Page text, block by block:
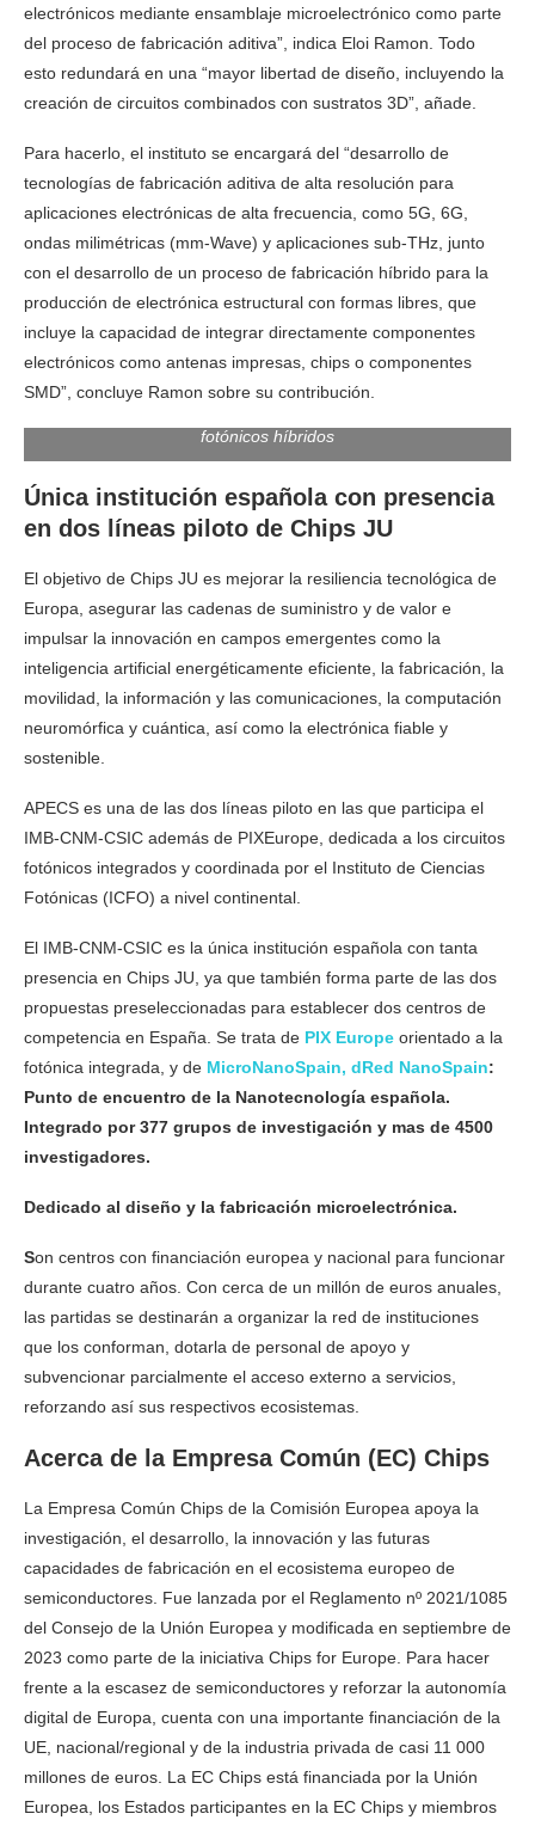
electrónicos mediante ensamblaje microelectrónico como parte
del proceso de fabricación aditiva”, indica Eloi Ramon . Todo
esto redundará en una “mayor libertad de diseño, incluyendo la
creación de circuitos combinados con sustratos 3D”, añade.
Para hacerlo, el instituto se encargará del “desarrollo de
tecnologías de fabricación aditiva de alta resolución para
aplicaciones electrónicas de alta frecuencia, como 5G, 6G,
ondas milimétricas (mm-Wave) y aplicaciones sub-THz, junto
con el desarrollo de un proceso de fabricación híbrido para la
producción de electrónica estructural con formas libres, que
incluye la capacidad de integrar directamente componentes
electrónicos como antenas impresas, chips o componentes
SMD”, concluye Ramon sobre su contribución.
fotónicos híbridos
Única institución española con presencia
en dos líneas piloto de Chips JU
El objetivo de Chips JU es mejorar la resiliencia tecnológica de
Europa, asegurar las cadenas de suministro y de valor e
impulsar la innovación en campos emergentes como la
inteligencia artificial energéticamente eficiente, la fabricación, la
movilidad, la información y las comunicaciones, la computación
neuromórfica y cuántica, así como la electrónica fiable y
sostenible.
APECS es una de las dos líneas piloto en las que participa el
IMB-CNM-CSIC además de PIXEurope, dedicada a los circuitos
fotónicos integrados y coordinada por el Instituto de Ciencias
Fotónicas (ICFO) a nivel continental.
El IMB-CNM-CSIC es la única institución española con tanta
presencia en Chips JU, ya que también forma parte de las dos
propuestas preseleccionadas para establecer dos centros de
competencia en España. Se trata de PIX Europe orientado a la
fotónica integrada, y de MicroNanoSpain, dRed NanoSpain:
Punto de encuentro de la Nanotecnología española.
Integrado por 377 grupos de investigación y mas de 4500
investigadores.
Dedicado al diseño y la fabricación microelectrónica.
Son centros con financiación europea y nacional para funcionar
durante cuatro años. Con cerca de un millón de euros anuales,
las partidas se destinarán a organizar la red de instituciones
que los conforman, dotarla de personal de apoyo y
subvencionar parcialmente el acceso externo a servicios,
reforzando así sus respectivos ecosistemas.
Acerca de la Empresa Común (EC) Chips
La Empresa Común Chips de la Comisión Europea apoya la
investigación, el desarrollo, la innovación y las futuras
capacidades de fabricación en el ecosistema europeo de
semiconductores. Fue lanzada por el Reglamento nº 2021/1085
del Consejo de la Unión Europea y modificada en septiembre de
2023 como parte de la iniciativa Chips for Europe. Para hacer
frente a la escasez de semiconductores y reforzar la autonomía
digital de Europa, cuenta con una importante financiación de la
UE, nacional/regional y de la industria privada de casi 11 000
millones de euros. La EC Chips está financiada por la Unión
Europea, los Estados participantes en la EC Chips y miembros